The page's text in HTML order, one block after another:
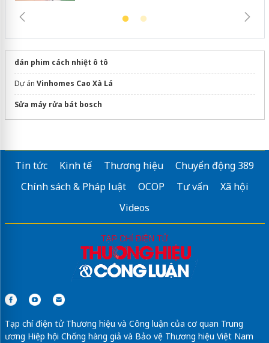
dán phim cách nhiệt ô tô
Dự án Vinhomes Cao Xà Lá
Sửa máy rửa bát bosch
Tin tức Kinh tế Thương hiệu
Chuyển động 389
Chính sách & Pháp luật
OCOP Tư vấn
Xã hội
Videos
Tạp chí điện tử Thương hiệu và Công luận của cơ quan Trung
ương Hiệp hội Chống hàng giả và Bảo vệ Thương hiệu Việt Nam